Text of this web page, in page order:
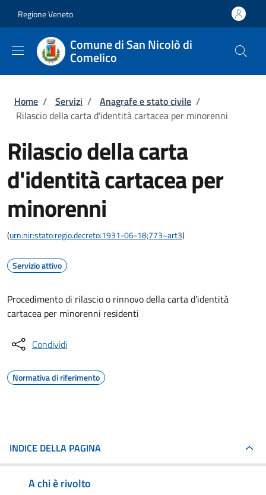
Regione Veneto
Comune di San Nicolò di
Comelico
Briciole di pane
Home / Servizi / Anagrafe e stato civile /
Rilascio della carta d'identità cartacea per minorenni
Rilascio della carta
d'identità cartacea per
minorenni
(urn:nir:stato:regio.decreto:1931-06-18;773~art3)
Servizio attivo
Procedimento di rilascio o rinnovo della carta d'identità
cartacea per minorenni residenti
Condividi
Normativa di riferimento
INDICE DELLA PAGINA
A chi è rivolto